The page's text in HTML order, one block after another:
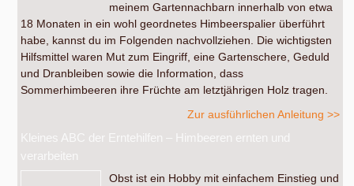
meinem Gartennachbarn innerhalb von etwa
18 Monaten in ein wohl geordnetes Himbeerspalier überführt
habe, kannst du im Folgenden nachvollziehen. Die wichtigsten
Hilfsmittel waren Mut zum Eingriff, eine Gartenschere, Geduld
und Dranbleiben sowie die Information, dass
Sommerhimbeeren ihre Früchte am letztjährigen Holz tragen.
Zur ausführlichen Anleitung >>
Kleines ABC der Erntehilfen – Himbeeren ernten und
verarbeiten
Obst ist ein Hobby mit einfachem Einstieg und